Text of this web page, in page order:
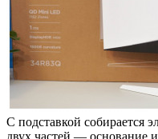
С подставкой собирается
двух частей — основание